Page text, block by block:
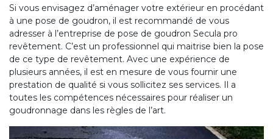
Si vous envisagez d’aménager votre extérieur en procédant
à une pose de goudron, il est recommandé de vous
adresser à l’entreprise de pose de goudron Secula pro
revêtement. C’est un professionnel qui maitrise bien la pose
de ce type de revêtement. Avec une expérience de
plusieurs années, il est en mesure de vous fournir une
prestation de qualité si vous sollicitez ses services. Il a
toutes les compétences nécessaires pour réaliser un
goudronnage dans les règles de l’art.